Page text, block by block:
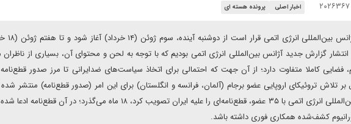
اخبار اصلی پرونده هسته ای
نشست فصلی
گزارش جدید آژانس بین‌المللی انرژی اتمی بودیم که با توجه به لحن و محتوای آن، بسیاری از
کاملا متفاوت‌ دارد؛ از آن جهت که احتمالی برای اتخاذ سیاست‌های ضدایرانی تا مرز صدور
تلاش تروئیکای اروپایی عضو برجام (آلمان، فرانسه و انگلستان) برای این امر (صدور قطع‌نامه) منتشر
باری که شورای حکام آژانس بین‌المللی انرژی اتمی با ۳۵ عضو، قطع‌نامه‌ای را علیه ایران تصویب کرد، ۱۸ ماه
کشف‌شده همکاری فوری داشته باشد.